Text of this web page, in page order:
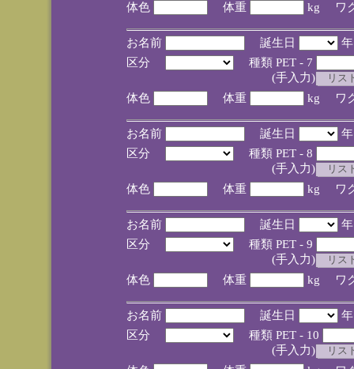
体色
体重 kg ワ
お名前 誕生日
区分
種類 PET - 7
(手入力)
体色
体重 kg ワ
お名前 誕生日
区分
種類 PET - 8
(手入力)
体色
体重 kg ワ
お名前 誕生日
区分
種類 PET - 9
(手入力)
体色
体重 kg ワ
お名前 誕生日
区分
種類 PET - 10
(手入力)